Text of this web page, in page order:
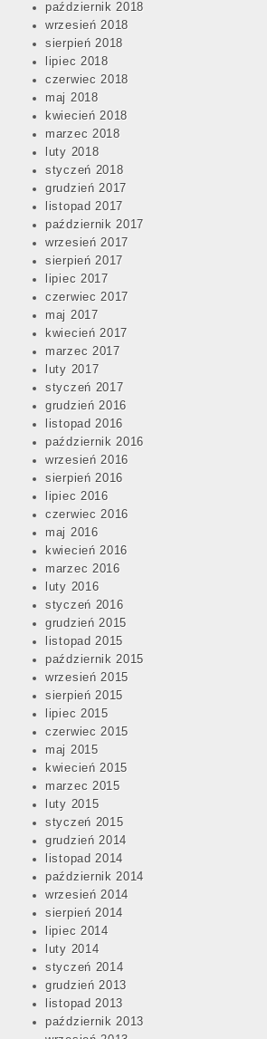
październik 2018
wrzesień 2018
sierpień 2018
lipiec 2018
czerwiec 2018
maj 2018
kwiecień 2018
marzec 2018
luty 2018
styczeń 2018
grudzień 2017
listopad 2017
październik 2017
wrzesień 2017
sierpień 2017
lipiec 2017
czerwiec 2017
maj 2017
kwiecień 2017
marzec 2017
luty 2017
styczeń 2017
grudzień 2016
listopad 2016
październik 2016
wrzesień 2016
sierpień 2016
lipiec 2016
czerwiec 2016
maj 2016
kwiecień 2016
marzec 2016
luty 2016
styczeń 2016
grudzień 2015
listopad 2015
październik 2015
wrzesień 2015
sierpień 2015
lipiec 2015
czerwiec 2015
maj 2015
kwiecień 2015
marzec 2015
luty 2015
styczeń 2015
grudzień 2014
listopad 2014
październik 2014
wrzesień 2014
sierpień 2014
lipiec 2014
luty 2014
styczeń 2014
grudzień 2013
listopad 2013
październik 2013